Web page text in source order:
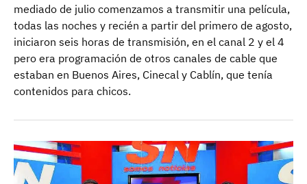
mediado de julio comenzamos a transmitir una película,
todas las noches y recién a partir del primero de agosto,
iniciaron seis horas de transmisión, en el canal 2 y el 4
pero era programación de otros canales de cable que
estaban en Buenos Aires, Cinecal y Cablín, que tenía
contenidos para chicos.